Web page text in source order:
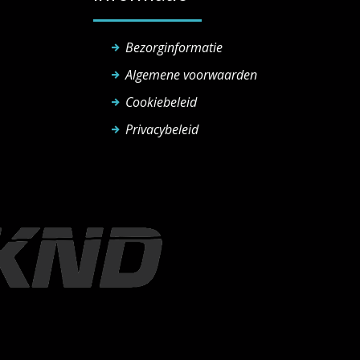
Bezorginformatie
Algemene voorwaarden
Cookiebeleid
Privacybeleid